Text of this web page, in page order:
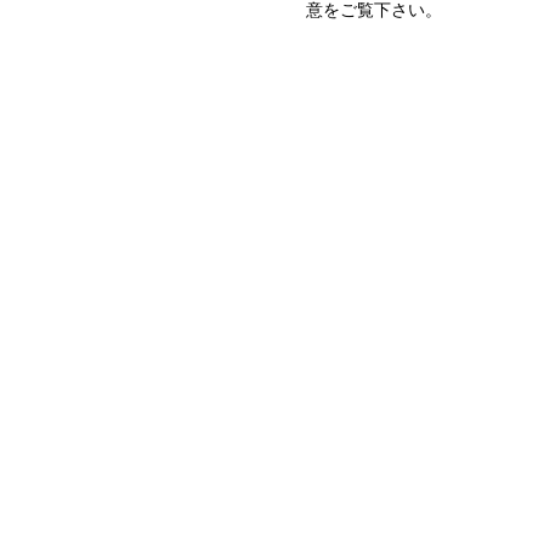
意をご覧下さい。